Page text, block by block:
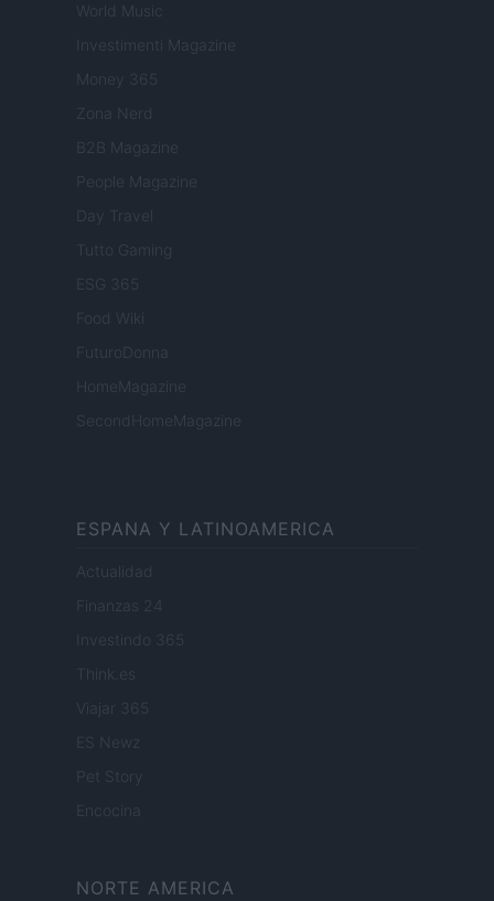
World Music
Investimenti Magazine
Money 365
Zona Nerd
B2B Magazine
People Magazine
Day Travel
Tutto Gaming
ESG 365
Food Wiki
FuturoDonna
HomeMagazine
SecondHomeMagazine
ESPANA Y LATINOAMERICA
Actualidad
Finanzas 24
Investindo 365
Think.es
Viajar 365
ES Newz
Encocina
NORTE AMERICA